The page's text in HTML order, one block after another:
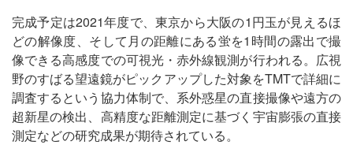
完成予定は2021年度で、東京から大阪の1円玉が見えるほ
どの解像度、そして月の距離にある蛍を1時間の露出で撮
像できる高感度での可視光・赤外線観測が行われる。広視
野のすばる望遠鏡がピックアップした対象をTMTで詳細に
調査するという協力体制で、系外惑星の直接撮像や遠方の
超新星の検出、高精度な距離測定に基づく宇宙膨張の直接
測定などの研究成果が期待されている。